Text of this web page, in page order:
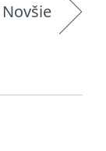
Novšie